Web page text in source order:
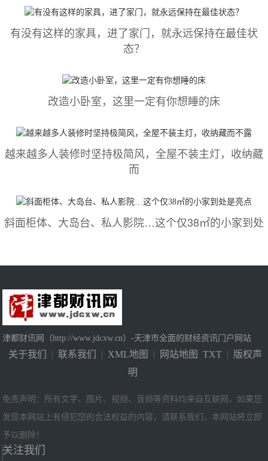
有没有这样的家具，进了家门，就永远保持在最佳状
态？
改造小卧室，这里一定有你想睡的床
越来越多人装修时坚持极简风，全屋不装主灯，收纳藏
而
斜面柜体、大岛台、私人影院…这个仅38㎡的小家到处
津都财讯网（http://www.jdcxw.cn）-天津市全面的财经资讯门户网站
关于我们 | 联系我们 | XML地图 | 网站地图 TXT | 版权声
明
免责声明：所有文字、图片、视频、音频等资料均来自互联网，如果您
发现本网站上有侵犯您的合法权益的内容，请联系我们，本网站将立即
予以删除！
关注我们